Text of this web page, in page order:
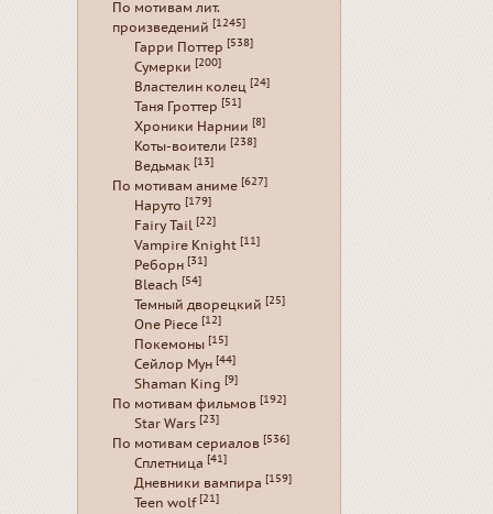
По мотивам лит.
произведений [1245]
Гарри Поттер [538]
Сумерки [200]
Властелин колец [24]
Таня Гроттер [51]
Хроники Нарнии [8]
Коты-воители [238]
Ведьмак [13]
По мотивам аниме [627]
Наруто [179]
Fairy Tail [22]
Vampire Knight [11]
Реборн [31]
Bleach [54]
Темный дворецкий [25]
One Piece [12]
Покемоны [15]
Сейлор Мун [44]
Shaman King [9]
По мотивам фильмов [192]
Star Wars [23]
По мотивам сериалов [536]
Сплетница [41]
Дневники вампира [159]
Teen wolf [21]